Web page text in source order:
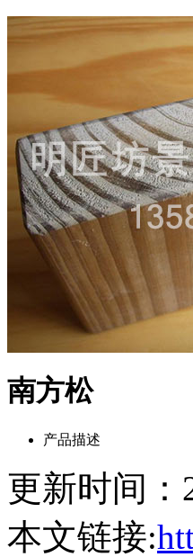
南方松
产品描述
更新时间：
本文链接: